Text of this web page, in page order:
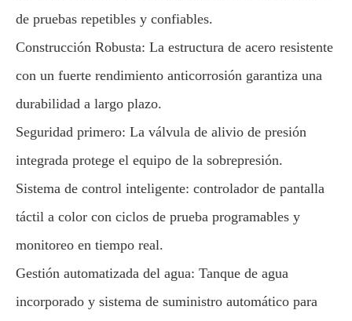
de pruebas repetibles y confiables.
Construcción Robusta: La estructura de acero resistente
con un fuerte rendimiento anticorrosión garantiza una
durabilidad a largo plazo.
Seguridad primero: La válvula de alivio de presión
integrada protege el equipo de la sobrepresión.
Sistema de control inteligente: controlador de pantalla
táctil a color con ciclos de prueba programables y
monitoreo en tiempo real.
Gestión automatizada del agua: Tanque de agua
incorporado y sistema de suministro automático para